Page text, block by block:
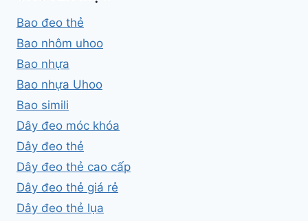
Bao đeo thẻ
Bao nhôm uhoo
Bao nhựa
Bao nhựa Uhoo
Bao simili
Dây đeo móc khóa
Dây đeo thẻ
Dây đeo thẻ cao cấp
Dây đeo thẻ giá rẻ
Dây đeo thẻ lụa